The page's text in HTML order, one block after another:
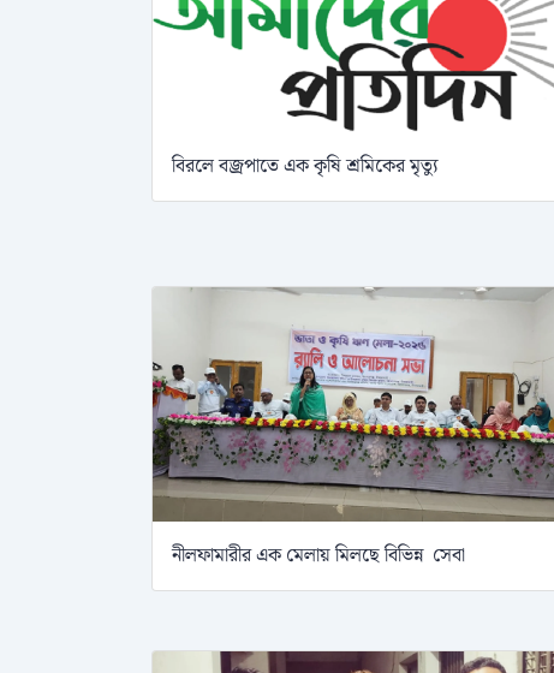
বিরলে বজ্রপাতে এক কৃষি শ্রমিকের মৃত্যু
নীলফামারীর এক মেলায় মিলছে বিভিন্ন সেবা